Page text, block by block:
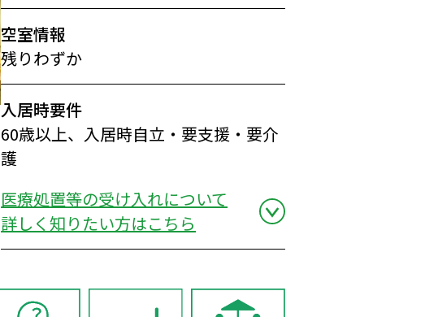
空室情報
残りわずか
入居時要件
60歳以上、入居時自立・要支援・要介
護
医療処置等の受け入れについて
詳しく知りたい方はこちら